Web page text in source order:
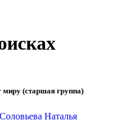
миру (старшая группа)
Соловьева Наталья